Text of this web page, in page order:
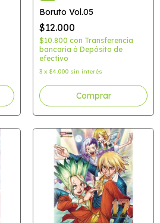
Boruto Vol.05
$12.000
$10.800 con Transferencia
bancaria ó Depósito de
efectivo
3 x $4.000 sin interés